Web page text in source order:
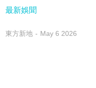
最新娛聞
東方新地 May 6 2026